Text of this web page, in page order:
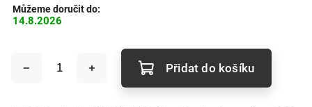
Můžeme doručit do:
14.8.2026
Přidat do košíku